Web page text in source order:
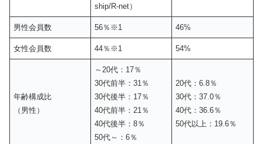
ship/R-net）
男性会員数 56％※1 46%
女性会員数 44％※1 54%
年齢構成比
（男性）
～20代：17％
30代前半：31％
30代後半：17％
40代前半：21％
40代後半：8％
50代～：6％
20代：6.8％
30代：37.0％
40代：36.6％
50代以上：19.6％